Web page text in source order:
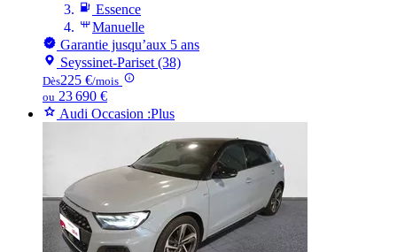
Essence
Manuelle
Garantie jusqu’aux 5 ans
Seyssinet-Pariset (38)
Dès225 €/mois
ou 23 690 €
Audi Occasion :Plus